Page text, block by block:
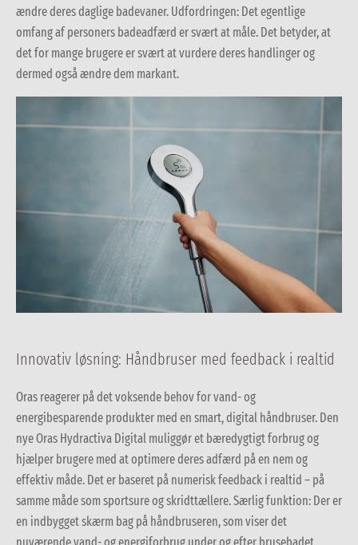
ændre deres daglige badevaner. Udfordringen: Det egentlige
omfang af personers badeadfærd er svært at måle. Det betyder, at
det for mange brugere er svært at vurdere deres handlinger og
dermed også ændre dem markant.
Innovativ løsning: Håndbruser med feedback i realtid
Oras reagerer på det voksende behov for vand- og
energibesparende produkter med en smart, digital håndbruser. Den
nye Oras Hydractiva Digital muliggør et bæredygtigt forbrug og
hjælper brugere med at optimere deres adfærd på en nem og
effektiv måde. Det er baseret på numerisk feedback i realtid – på
samme måde som sportsure og skridttællere. Særlig funktion: Der er
en indbygget skærm bag på håndbruseren, som viser det